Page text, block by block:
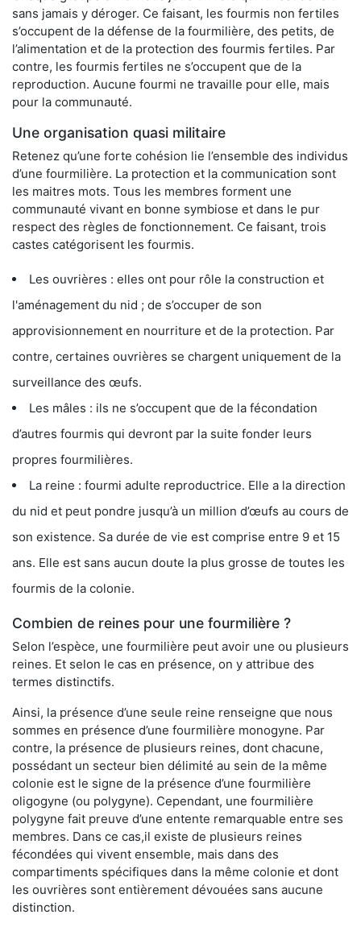
sans jamais y déroger. Ce faisant, les fourmis non fertiles
s’occupent de la défense de la fourmilière, des petits, de
l’alimentation et de la protection des fourmis fertiles. Par
contre, les fourmis fertiles ne s’occupent que de la
reproduction. Aucune fourmi ne travaille pour elle, mais
pour la communauté.
Une organisation quasi militaire
Retenez qu’une forte cohésion lie l’ensemble des individus
d’une fourmilière. La protection et la communication sont
les maitres mots. Tous les membres forment une
communauté vivant en bonne symbiose et dans le pur
respect des règles de fonctionnement. Ce faisant, trois
castes catégorisent les fourmis.
Les ouvrières : elles ont pour rôle la construction et
l'aménagement du nid ; de s’occuper de son
approvisionnement en nourriture et de la protection. Par
contre, certaines ouvrières se chargent uniquement de la
surveillance des œufs.
Les mâles : ils ne s’occupent que de la fécondation
d’autres fourmis qui devront par la suite fonder leurs
propres fourmilières.
La reine : fourmi adulte reproductrice. Elle a la direction
du nid et peut pondre jusqu’à un million d’œufs au cours de
son existence. Sa durée de vie est comprise entre 9 et 15
ans. Elle est sans aucun doute la plus grosse de toutes les
fourmis de la colonie.
Combien de reines pour une fourmilière ?
Selon l’espèce, une fourmilière peut avoir une ou plusieurs
reines. Et selon le cas en présence, on y attribue des
termes distinctifs.
Ainsi, la présence d’une seule reine renseigne que nous
sommes en présence d’une fourmilière monogyne. Par
contre, la présence de plusieurs reines, dont chacune,
possédant un secteur bien délimité au sein de la même
colonie est le signe de la présence d’une fourmilière
oligogyne (ou polygyne). Cependant, une fourmilière
polygyne fait preuve d’une entente remarquable entre ses
membres. Dans ce cas,il existe de plusieurs reines
fécondées qui vivent ensemble, mais dans des
compartiments spécifiques dans la même colonie et dont
les ouvrières sont entièrement dévouées sans aucune
distinction.